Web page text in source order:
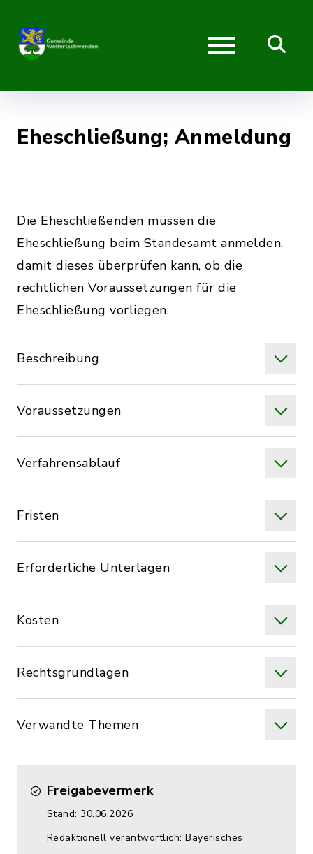
Eheschließung; Anmeldung
Die Eheschließenden müssen die
Eheschließung beim Standesamt anmelden,
damit dieses überprüfen kann, ob die
rechtlichen Voraussetzungen für die
Eheschließung vorliegen.
Beschreibung
Voraussetzungen
Verfahrensablauf
Fristen
Erforderliche Unterlagen
Kosten
Rechtsgrundlagen
Verwandte Themen
Freigabevermerk
Stand: 30.06.2026
Redaktionell verantwortlich: Bayerisches